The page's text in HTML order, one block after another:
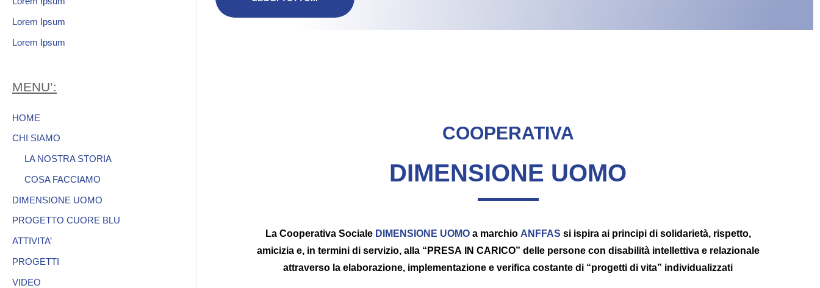
Lorem Ipsum
Lorem Ipsum
MENU’:
HOME
CHI SIAMO
LA NOSTRA STORIA
COSA FACCIAMO
DIMENSIONE UOMO
PROGETTO CUORE BLU
ATTIVITA’
PROGETTI
VIDEO
COOPERATIVA
DIMENSIONE UOMO
La Cooperativa Sociale DIMENSIONE UOMOa marchio ANFFAS si ispira ai principi di solidarietà, rispetto,
amicizia e, in termini di servizio, alla “PRESA IN CARICO” delle persone con disabilità intellettiva e relazionale
attraverso la elaborazione, implementazione e verifica costante di “progetti di vita” individualizzati